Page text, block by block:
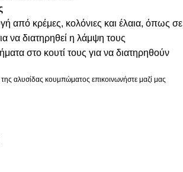
από κρέμες, κολόνιες και έλαια, όπως σε
να διατηρηθεί η λάμψη τους
στο κουτί τους για να διατηρηθούν
αλυσίδας κουμπώματος επικοινωνήστε μαζί μας